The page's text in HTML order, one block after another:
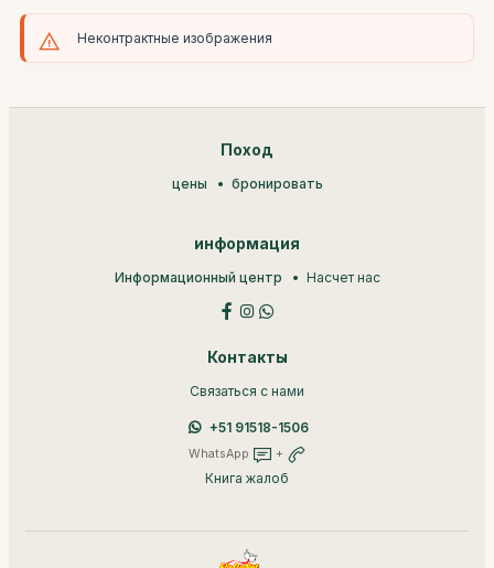
Неконтрактные изображения
Поход
цены бронировать
информация
Информационный центр Насчет нас
Контакты
Связаться с нами
+51 91518-1506
WhatsApp +
Книга жалоб